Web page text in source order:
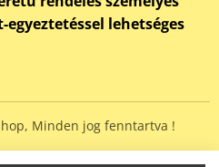
lehetséges
Minden jog fenntartva !